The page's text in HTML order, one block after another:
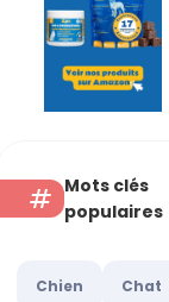
Mots clés
populaires
Chien Chat